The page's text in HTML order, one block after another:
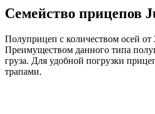
Семейство прицепов
Полуприцеп с количеством осей от
Преимуществом данного типа
груза. Для удобной погрузки
трапами.